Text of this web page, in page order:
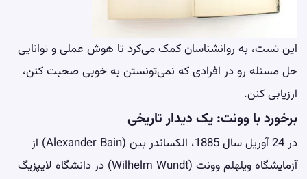
این تست، به روانشناسان کمک می‌کرد تا هوش عملی و توانایی
حل مسئله رو در افرادی که نمی‌تونستن به خوبی صحبت کنن،
ارزیابی کنن.
برخورد با وونت: یک دیدار تاریخی
در 24 آوریل سال 1885، الکساندر بین (Alexander Bain) از
آزمایشگاه ویلهلم وونت (Wilhelm Wundt) در دانشگاه لایپزیگ